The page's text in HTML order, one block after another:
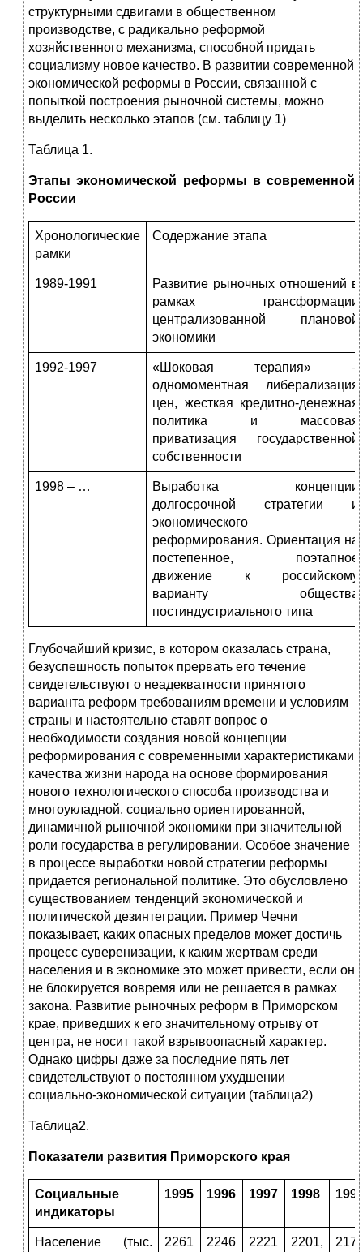
структурными сдвигами в общественном
производстве, с радикально реформой
хозяйственного механизма, способной придать
социализму новое качество. В развитии современной
экономической реформы в России, связанной с
попыткой построения рыночной системы, можно
выделить несколько этапов (см. таблицу 1)
Таблица 1.
Этапы экономической реформы в современной
России
Хронологические
рамки
Содержание этапа
1989-1991
Развитие рыночных отношений в
рамках трансформации
централизованной плановой
экономики
1992-1997
«Шоковая терапия» –
одномоментная либерализация
цен, жесткая кредитно-денежная
политика и массовая
приватизация государственной
собственности
1998 – …
Выработка концепции
долгосрочной стратегии и
экономического
реформирования. Ориентация на
постепенное, поэтапное
движение к российскому
варианту общества
постиндустриального типа
Глубочайший кризис, в котором оказалась страна,
безуспешность попыток прервать его течение
свидетельствуют о неадекватности принятого
варианта реформ требованиям времени и условиям
страны и настоятельно ставят вопрос о
необходимости создания новой концепции
реформирования с современными характеристиками
качества жизни народа на основе формирования
нового технологического способа производства и
многоукладной, социально ориентированной,
динамичной рыночной экономики при значительной
роли государства в регулировании. Особое значение
в процессе выработки новой стратегии реформы
придается региональной политике. Это обусловлено
существованием тенденций экономической и
политической дезинтеграции. Пример Чечни
показывает, каких опасных пределов может достичь
процесс суверенизации, к каким жертвам среди
населения и в экономике это может привести, если он
не блокируется вовремя или не решается в рамках
закона. Развитие рыночных реформ в Приморском
крае, приведших к его значительному отрыву от
центра, не носит такой взрывоопасный характер.
Однако цифры даже за последние пять лет
свидетельствуют о постоянном ухудшении
социально-экономической ситуации (таблица2)
Таблица2.
Показатели развития Приморского края
Социальные
индикаторы
1995 1996 1997 1998
Население (тыс.
2261 2246 2221
2201,